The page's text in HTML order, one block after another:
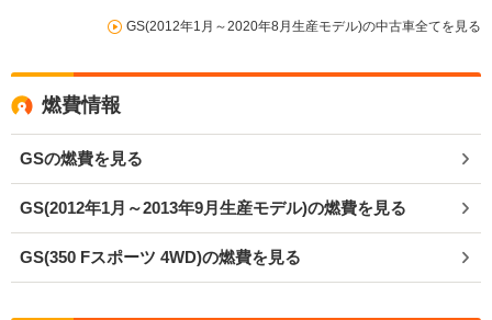
GS(2012年1月～2020年8月生産モデル)の中古車全てを見る
燃費情報
GSの燃費を見る
GS(2012年1月～2013年9月生産モデル)の燃費を見る
GS(350 Fスポーツ 4WD)の燃費を見る